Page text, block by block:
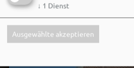
↓ 1 Dienst
Ausgewählte akzeptieren